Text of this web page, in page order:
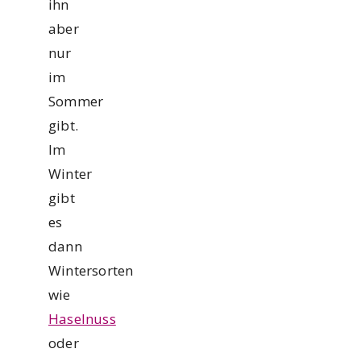
ihn
aber
nur
im
Sommer
gibt.
Im
Winter
gibt
es
dann
Wintersorten
wie
Haselnuss
oder